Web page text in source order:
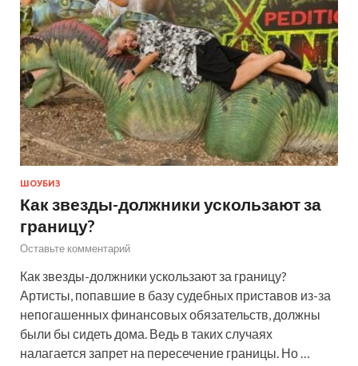
ШОУБИЗ
Как звезды-должники ускользают за
границу?
Оставьте комментарий
Как звезды-должники ускользают за границу?
Артисты, попавшие в базу судебных приставов из-за
непогашенных финансовых обязательств, должны
были бы сидеть дома. Ведь в таких случаях
налагается запрет на пересечение границы. Но …